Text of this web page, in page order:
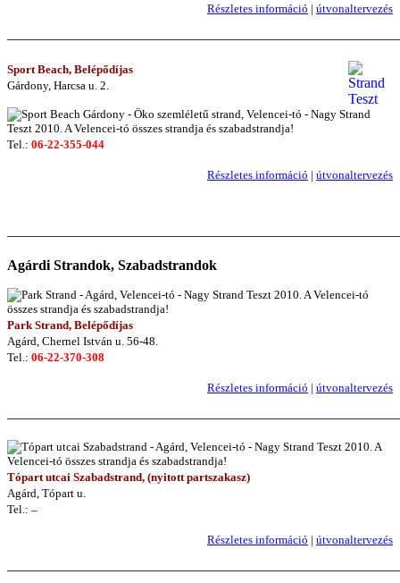
Részletes információ | útvonaltervezés
Sport Beach, Belépődíjas
Gárdony, Harcsa u. 2.
Tel.: 06-22-355-044
Részletes információ | útvonaltervezés
Agárdi Strandok, Szabadstrandok
Park Strand, Belépődíjas
Agárd, Chernel István u. 56-48.
Tel.: 06-22-370-308
Részletes információ | útvonaltervezés
Tópart utcai Szabadstrand, (nyitott partszakasz)
Agárd, Tópart u.
Tel.: –
Részletes információ | útvonaltervezés